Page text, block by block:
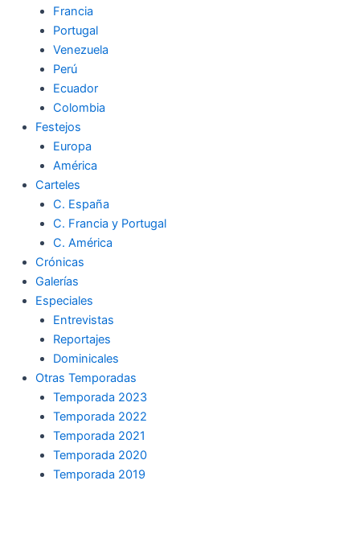
Francia
Portugal
Venezuela
Perú
Ecuador
Colombia
Festejos
Europa
América
Carteles
C. España
C. Francia y Portugal
C. América
Crónicas
Galerías
Especiales
Entrevistas
Reportajes
Dominicales
Otras Temporadas
Temporada 2023
Temporada 2022
Temporada 2021
Temporada 2020
Temporada 2019